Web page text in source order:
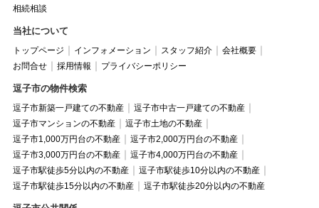
相続相談
当社について
トップページ インフォメーション スタッフ紹介
会社概要
お問合せ
採用情報 プライバシーポリシー
逗子市の物件検索
逗子市新築一戸建ての不動産
逗子市中古一戸建ての不動産
逗子市マンションの不動産
逗子市土地の不動産
逗子市1,000万円台の不動産
逗子市2,000万円台の不動産
逗子市3,000万円台の不動産
逗子市4,000万円台の不動産
逗子市駅徒歩5分以内の不動産
逗子市駅徒歩10分以内の不動産
逗子市駅徒歩15分以内の不動産
逗子市駅徒歩20分以内の不動産